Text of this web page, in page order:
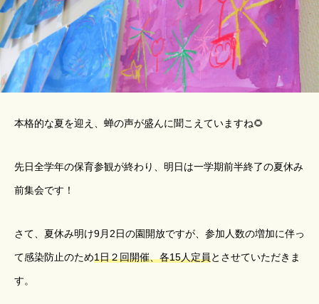
本格的な夏を迎え、蝉の声が盛んに聞こえていますね🌻
先日全学年の保育参観が終わり、明日は一学期前半終了の夏休み
前集会です！
さて、夏休み明け9月2日の園開放ですが、参加人数の増加に伴っ
て感染防止のため1日２回開催、各15人定員とさせていただきま
す。